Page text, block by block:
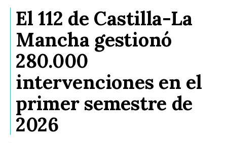
El 112 de Castilla-La
Mancha gestionó
280.000
intervenciones en el
primer semestre de
2026